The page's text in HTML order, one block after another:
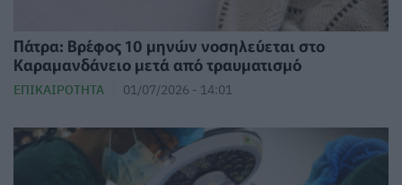
Πάτρα: Βρέφος 10 μηνών νοσηλεύεται στο
Καραμανδάνειο μετά από τραυματισμό
ΕΠΙΚΑΙΡΌΤΗΤΑ 01/07/2026 - 14:01